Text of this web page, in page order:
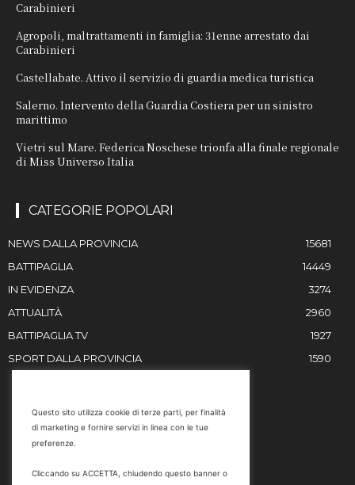
Carabinieri
Agropoli, maltrattamenti in famiglia: 31enne arrestato dai
Carabinieri
Castellabate. Attivo il servizio di guardia medica turistica
Salerno. Intervento della Guardia Costiera per un sinistro
marittimo
Vietri sul Mare. Federica Noschese trionfa alla finale regionale
di Miss Universo Italia
CATEGORIE POPOLARI
NEWS DALLA PROVINCIA
15681
BATTIPAGLIA
14449
IN EVIDENZA
3274
ATTUALITÀ
2960
BATTIPAGLIA TV
1927
SPORT DALLA PROVINCIA
1590
Email
marketing@battipaglia1929.it
Questo sito utilizza cookie di terze parti, per finalità
di marketing e fornire servizi in linea con le tue
preferenze.
Cliccando su ACCETTA, chiudendo questo banner o